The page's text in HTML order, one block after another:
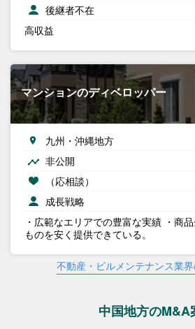
後継者不在
高収益
マンションのディベロッパー
九州・沖縄地方
非公開
（応相談）
成長戦略
・広範なエリアでの豊富な実績 ・商
ものを安く提供できている。
不動産・ビルメンテナンス業
中国地方のM&A